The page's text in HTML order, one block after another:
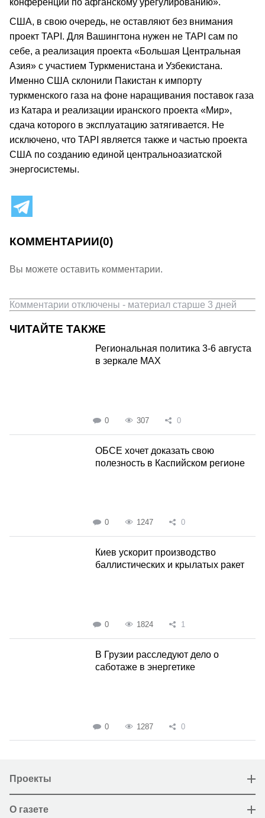
конференции по афганскому урегулированию».
США, в свою очередь, не оставляют без внимания
проект TAPI. Для Вашингтона нужен не TAPI сам по
себе, а реализация проекта «Большая Центральная
Азия» с участием Туркменистана и Узбекистана.
Именно США склонили Пакистан к импорту
туркменского газа на фоне наращивания поставок газа
из Катара и реализации иранского проекта «Мир»,
сдача которого в эксплуатацию затягивается. Не
исключено, что TAPI является также и частью проекта
США по созданию единой центральноазиатской
энергосистемы.
КОММЕНТАРИИ(0)
Вы можете оставить комментарии.
Комментарии отключены - материал старше 3 дней
ЧИТАЙТЕ ТАКЖЕ
Региональная политика 3-6 августа
в зеркале MAX
0 307 0
ОБСЕ хочет доказать свою
полезность в Каспийском регионе
0 1247 0
Киев ускорит производство
баллистических и крылатых ракет
0 1824 1
В Грузии расследуют дело о
саботаже в энергетике
0 1287 0
Проекты
О газете